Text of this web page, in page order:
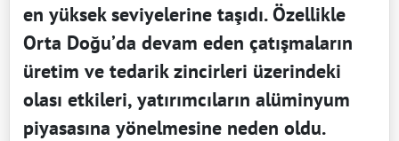
en yüksek seviyelerine taşıdı. Özellikle
Orta Doğu’da devam eden çatışmaların
üretim ve tedarik zincirleri üzerindeki
olası etkileri, yatırımcıların alüminyum
piyasasına yönelmesine neden oldu.